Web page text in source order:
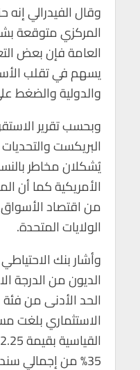
وقال الفيدرالي
المركزي متوقعة
العامة فإن بعض
يسهم في تقلب
والدولية والضغط
وبحسب تقرير
البريكست
يُشكلان مخاطر
الأمريكية كما أن
من اقتصاد
الولايات المتحدة.
وأشار بنك
الديون من الدرجة
الحد الأدنى من
الاستثماري بلغت
35% من إجمالي